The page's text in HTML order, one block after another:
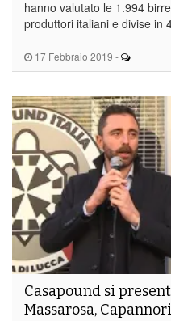
17 Febbraio 2019 -
hanno valutato le 1.994
produttori italiani e divise in
Casapound si
Massarosa,